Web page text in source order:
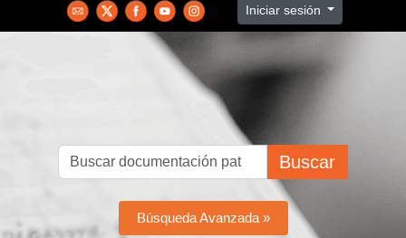
Iniciar sesión
Buscar
Búsqueda Avanzada »